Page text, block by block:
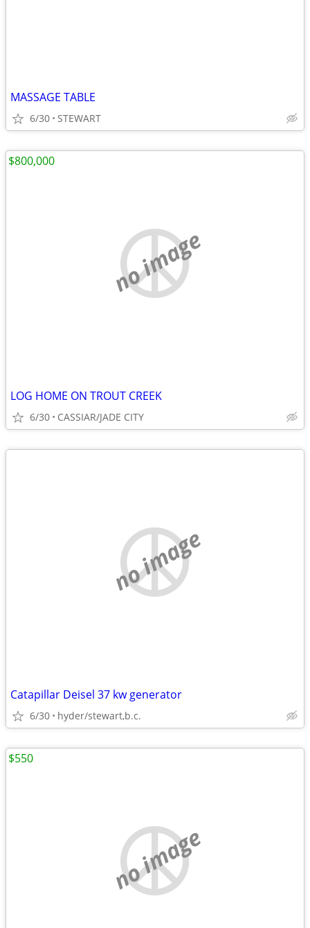
MASSAGE TABLE
6/30 STEWART
no image
LOG HOME ON TROUT CREEK
6/30 CASSIAR/JADE CITY
$800,000
no image
Catapillar Deisel 37 kw generator
6/30 hyder/stewart,b.c.
no image
$550